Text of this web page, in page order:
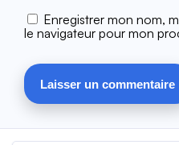
Enregistrer mon nom,
le navigateur pour mon